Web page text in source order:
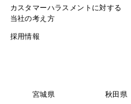
カスタマーハラスメントに対する
当社の考え方
採用情報
宮城県 秋田県